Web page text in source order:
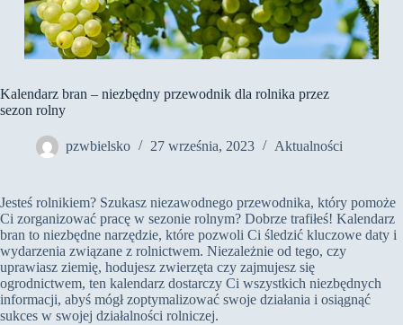
Kalendarz bran – niezbędny przewodnik dla rolnika przez
sezon rolny
pzwbielsko 27 września, 2023 Aktualności
Jesteś rolnikiem? Szukasz niezawodnego przewodnika, który pomoże
Ci zorganizować pracę w sezonie rolnym? Dobrze trafiłeś! Kalendarz
bran to niezbędne narzędzie, które pozwoli Ci śledzić kluczowe daty i
wydarzenia związane z rolnictwem. Niezależnie od tego, czy
uprawiasz ziemię, hodujesz zwierzęta czy zajmujesz się
ogrodnictwem, ten kalendarz dostarczy Ci wszystkich niezbędnych
informacji, abyś mógł zoptymalizować swoje działania i osiągnąć
sukces w swojej działalności rolniczej.